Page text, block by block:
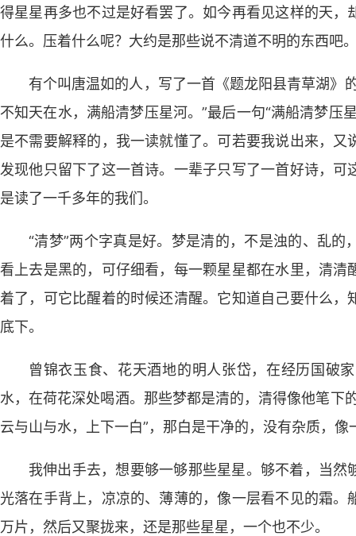
得星星再多也不过是好看罢了。如今再看见这样的天
什么。压着什么呢？大约是那些说不清道不明的东西吧
有个叫唐温如的人，写了一首《题龙阳县青草湖》
不知天在水，满船清梦压星河。”最后一句“满船清梦压
是不需要解释的，我一读就懂了。可若要我说出来，
发现他只留下了这一首诗。一辈子只写了一首好诗，
是读了一千多年的我们。
“清梦”两个字真是好。梦是清的，不是浊的、乱
看上去是黑的，可仔细看，每一颗星星都在水里，清
着了，可它比醒着的时候还清醒。它知道自己要什么
底下。
曾锦衣玉食、花天酒地的明人张岱，在经历国破
水，在荷花深处喝酒。那些梦都是清的，清得像他笔下
云与山与水，上下一白”，那白是干净的，没有杂质，
我伸出手去，想要够一够那些星星。够不着，当
光落在手背上，凉凉的、薄薄的，像一层看不见的霜
万片，然后又聚拢来，还是那些星星，一个也不少。